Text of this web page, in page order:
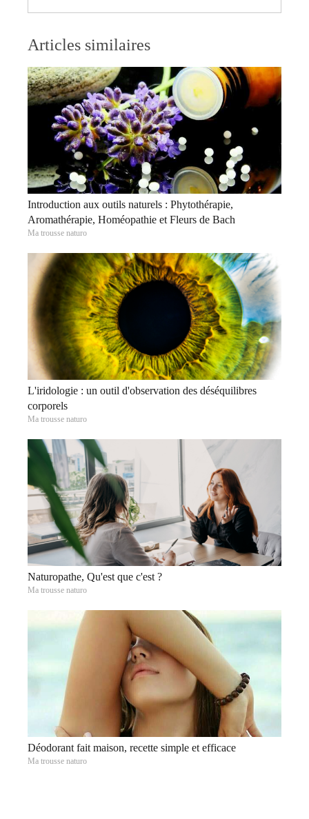
Articles similaires
Introduction aux outils naturels : Phytothérapie,
Aromathérapie, Homéopathie et Fleurs de Bach
Ma trousse naturo
L'iridologie : un outil d'observation des déséquilibres
corporels
Ma trousse naturo
Naturopathe, Qu'est que c'est ?
Ma trousse naturo
Déodorant fait maison, recette simple et efficace
Ma trousse naturo